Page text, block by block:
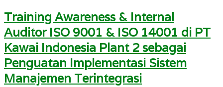
Training Awareness & Internal
Auditor ISO 9001 & ISO 14001 di PT
Kawai Indonesia Plant 2 sebagai
Penguatan Implementasi Sistem
Manajemen Terintegrasi